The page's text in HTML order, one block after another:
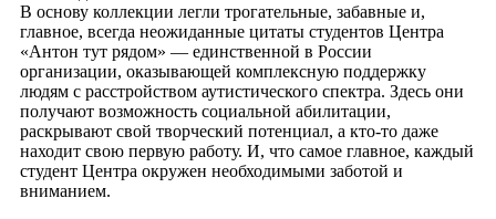
В основу коллекции легли трогательные, забавные и,
главное, всегда неожиданные цитаты студентов Центра
«Антон тут рядом» — единственной в России
организации, оказывающей комплексную поддержку
людям с расстройством аутистического спектра. Здесь они
получают возможность социальной абилитации,
раскрывают свой творческий потенциал, а кто-то даже
находит свою первую работу. И, что самое главное, каждый
студент Центра окружен необходимыми заботой и
вниманием.